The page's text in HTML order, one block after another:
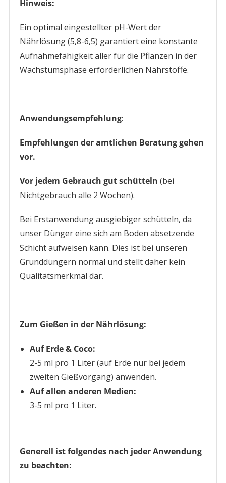
Hinweis:
Ein optimal eingestellter pH-Wert der
Nährlösung (5,8-6,5) garantiert eine konstante
Aufnahmefähigkeit aller für die Pflanzen in der
Wachstumsphase erforderlichen Nährstoffe.
Anwendungsempfehlung:
Empfehlungen der amtlichen Beratung gehen
vor.
Vor jedem Gebrauch gut schütteln (bei
Nichtgebrauch alle 2 Wochen).
Bei Erstanwendung ausgiebiger schütteln, da
unser Dünger eine sich am Boden absetzende
Schicht aufweisen kann. Dies ist bei unseren
Grunddüngern normal und stellt daher kein
Qualitätsmerkmal dar.
Zum Gießen in der Nährlösung:
Auf Erde & Coco:
2-5 ml pro 1 Liter (auf Erde nur bei jedem
zweiten Gießvorgang) anwenden.
Auf allen anderen Medien:
3-5 ml pro 1 Liter.
Generell ist folgendes nach jeder Anwendung
zu beachten: